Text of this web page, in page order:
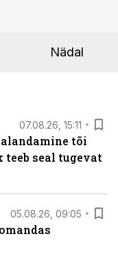
Nädal
07.08.26, 15:11
tõi
seal tugevat
05.08.26, 09:05